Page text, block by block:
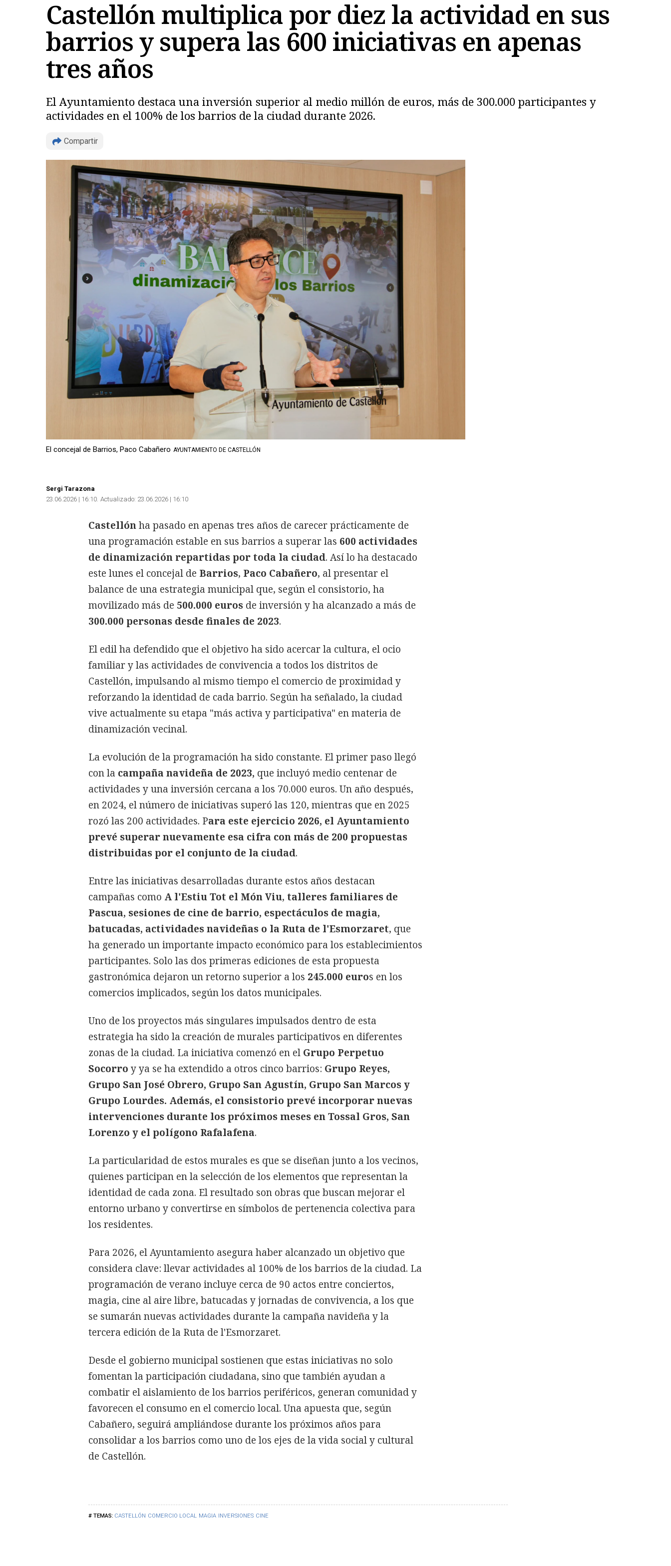
Castellón multiplica por diez la actividad en sus
barrios y supera las 600 iniciativas en apenas
tres años
El Ayuntamiento destaca una inversión superior al medio millón de euros, más de 300.000 participantes y
actividades en el 100% de los barrios de la ciudad durante 2026.
Compartir
Copiar
El concejal de Barrios, Paco Cabañero AYUNTAMIENTO DE CASTELLÓN
Sergi Tarazona
23.06.2026 | 16:10 Actualizado: 23.06.2026 | 16:10
CASTELLÓN COMERCIO LOCAL MAGIA INVERSIONES CINE
Castellónha pasado en apenas tres años de carecer prácticamente de
una programación estable en sus barrios a superar las 600 actividades
de dinamización repartidas por toda la ciudad. Así lo ha destacado
este lunes el concejal de Barrios, Paco Cabañero, al presentar el
balance de una estrategia municipal que, según el consistorio, ha
movilizado más de 500.000 euros de inversión y ha alcanzado a más de
300.000 personas desde finales de 2023.
El edil ha defendido que el objetivo ha sido acercar la cultura, el ocio
familiar y las actividades de convivencia a todos los distritos de
Castellón, impulsando al mismo tiempo el comercio de proximidad y
reforzando la identidad de cada barrio. Según ha señalado, la ciudad
vive actualmente su etapa "más activa y participativa" en materia de
dinamización vecinal.
La evolución de la programación ha sido constante. El primer paso llegó
con la campaña navideña de 2023, que incluyó medio centenar de
actividades y una inversión cercana a los 70.000 euros. Un año después,
en 2024, el número de iniciativas superó las 120, mientras que en 2025
rozó las 200 actividades. Para este ejercicio 2026, el Ayuntamiento
prevé superar nuevamente esa cifra con más de 200 propuestas
distribuidas por el conjunto de la ciudad.
Entre las iniciativas desarrolladas durante estos años destacan
campañas como A l'Estiu Tot el Món Viu, talleres familiares de
Pascua, sesiones de cine de barrio, espectáculos de magia,
batucadas, actividades navideñas o la Ruta de l'Esmorzaret, que
ha generado un importante impacto económico para los establecimientos
participantes. Solo las dos primeras ediciones de esta propuesta
gastronómica dejaron un retorno superior a los 245.000 euros en los
comercios implicados, según los datos municipales.
Uno de los proyectos más singulares impulsados dentro de esta
estrategia ha sido la creación de murales participativos en diferentes
zonas de la ciudad. La iniciativa comenzó en el Grupo Perpetuo
Socorro y ya se ha extendido a otros cinco barrios: Grupo Reyes,
Grupo San José Obrero, Grupo San Agustín, Grupo San Marcos y
Grupo Lourdes. Además, el consistorio prevé incorporar nuevas
intervenciones durante los próximos meses en Tossal Gros, San
Lorenzo y el polígono Rafalafena.
La particularidad de estos murales es que se diseñan junto a los vecinos,
quienes participan en la selección de los elementos que representan la
identidad de cada zona. El resultado son obras que buscan mejorar el
entorno urbano y convertirse en símbolos de pertenencia colectiva para
los residentes.
Para 2026, el Ayuntamiento asegura haber alcanzado un objetivo que
considera clave: llevar actividades al 100% de los barrios de la ciudad. La
programación de verano incluye cerca de 90 actos entre conciertos,
magia, cine al aire libre, batucadas y jornadas de convivencia, a los que
se sumarán nuevas actividades durante la campaña navideña y la
tercera edición de la Ruta de l'Esmorzaret.
Desde el gobierno municipal sostienen que estas iniciativas no solo
fomentan la participación ciudadana, sino que también ayudan a
combatir el aislamiento de los barrios periféricos, generan comunidad y
favorecen el consumo en el comercio local. Una apuesta que, según
Cabañero, seguirá ampliándose durante los próximos años para
consolidar a los barrios como uno de los ejes de la vida social y cultural
de Castellón.